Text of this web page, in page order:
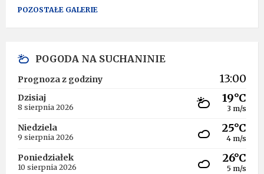
POZOSTAŁE GALERIE
POGODA NA SUCHANINIE
Prognoza z godziny 13:00
Dzisiaj
8 sierpnia 2026
19°C
3 m/s
Niedziela
9 sierpnia 2026
25°C
4 m/s
Poniedziałek
10 sierpnia 2026
26°C
5 m/s